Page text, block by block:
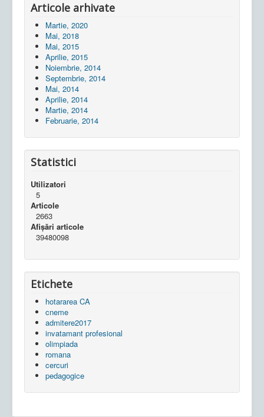
Articole arhivate
Martie, 2020
Mai, 2018
Mai, 2015
Aprilie, 2015
Noiembrie, 2014
Septembrie, 2014
Mai, 2014
Aprilie, 2014
Martie, 2014
Februarie, 2014
Statistici
Utilizatori
5
Articole
2663
Afișări articole
39480098
Etichete
hotararea CA
cneme
admitere2017
invatamant profesional
olimpiada
romana
cercuri
pedagogice